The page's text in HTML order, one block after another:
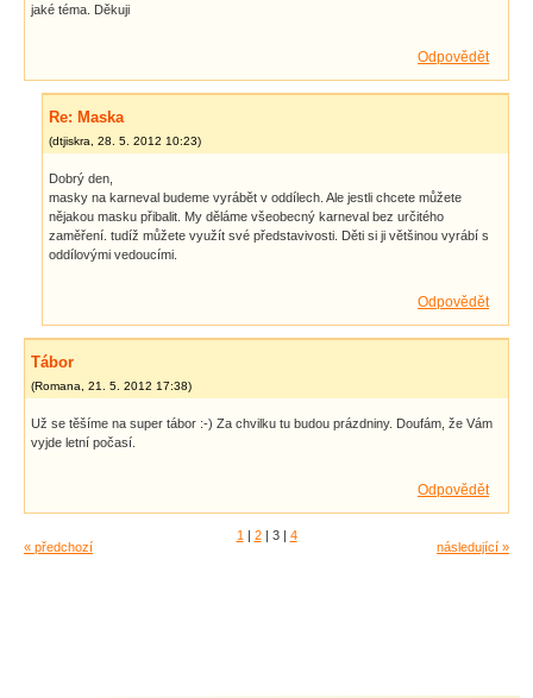
jaké téma. Děkuji
Odpovědět
Re: Maska
(dtjiskra 28. 5. 2012 10:23)
Dobrý den,
masky na karneval budeme vyrábět v oddílech. Ale jestli chcete můžete
nějakou masku přibalit. My děláme všeobecný karneval bez určitého
zaměření. tudíž můžete využít své představivosti. Děti si ji většinou vyrábí s
oddílovými vedoucími.
Odpovědět
Tábor
(Romana 21. 5. 2012 17:38)
Už se těšíme na super tábor :-) Za chvilku tu budou prázdniny. Doufám, že Vám
vyjde letní počasí.
Odpovědět
« předchozí
1 | 2 | 3 | 4
následující »